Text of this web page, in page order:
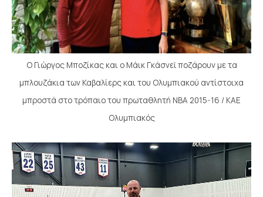
Ο Γιώργος Μποζίκας και ο Μάικ Γκάσνεϊ ποζάρουν με τα
μπλουζάκια των Καβαλίερς και του Ολυμπιακού αντίστοιχα
μπροστά στο τρόπαιο του πρωταθλητή ΝΒΑ 2015-16 / ΚΑΕ
Ολυμπιακός